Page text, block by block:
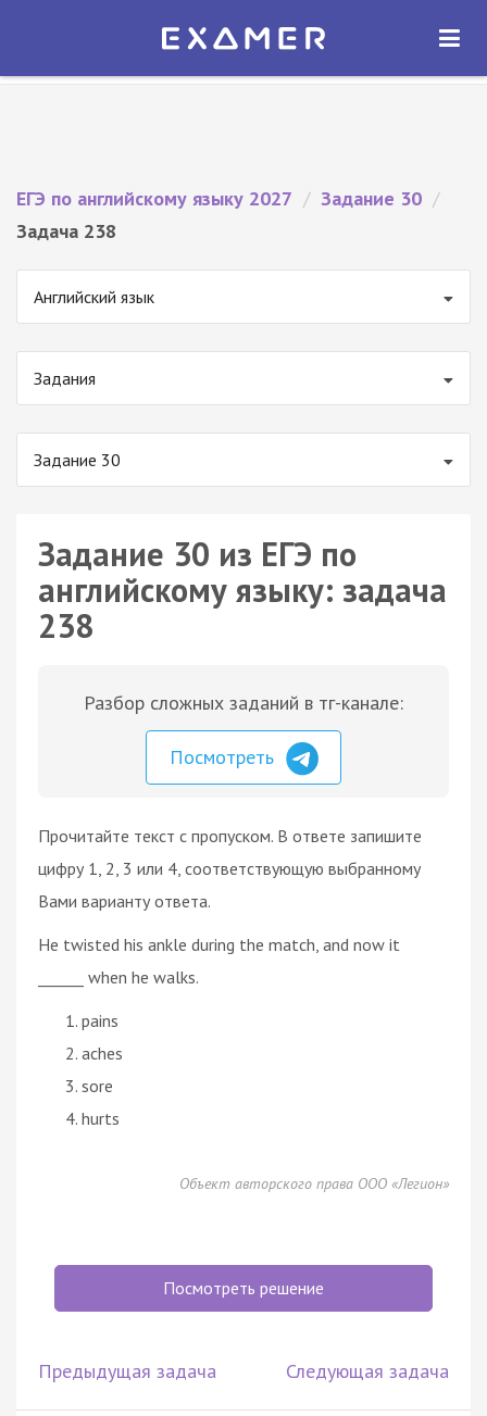
Экзамер — ЕГЭ 2027
ОТКРЫТЬ
ЕГЭ по английскому языку 2027 / Задание 30 /
Задача 238
Английский язык
Задания
Задание 30
Задание 30 из ЕГЭ по
английскому языку: задача
238
Разбор сложных заданий в тг-канале:
Посмотреть
Прочитайте текст с пропуском. В ответе запишите
цифру 1, 2, 3 или 4, соответствующую выбранному
Вами варианту ответа.
He twisted his ankle during the match, and now it
______ when he walks.
pains
aches
sore
hurts
Объект авторского права ООО «Легион»
Посмотреть решение
Предыдущая задача Следующая задача